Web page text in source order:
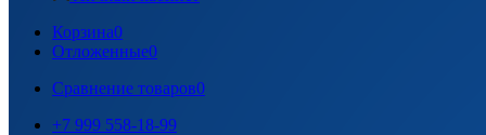
Корзина0
Отложенные0
Сравнение товаров0
+7 999 558-18-99